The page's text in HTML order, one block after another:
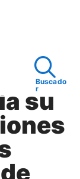
Buscado
r
su